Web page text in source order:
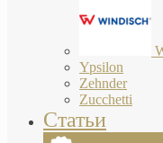
Ypsilon
Zehnder
Zucchetti
Статьи